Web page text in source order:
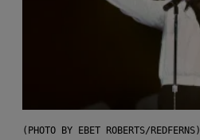
(PHOTO BY EBET ROBERTS/REDFERNS)